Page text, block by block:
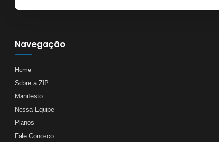
Navegação
Home
Sobre a ZIP
Manifesto
Nossa Equipe
Planos
Fale Conosco